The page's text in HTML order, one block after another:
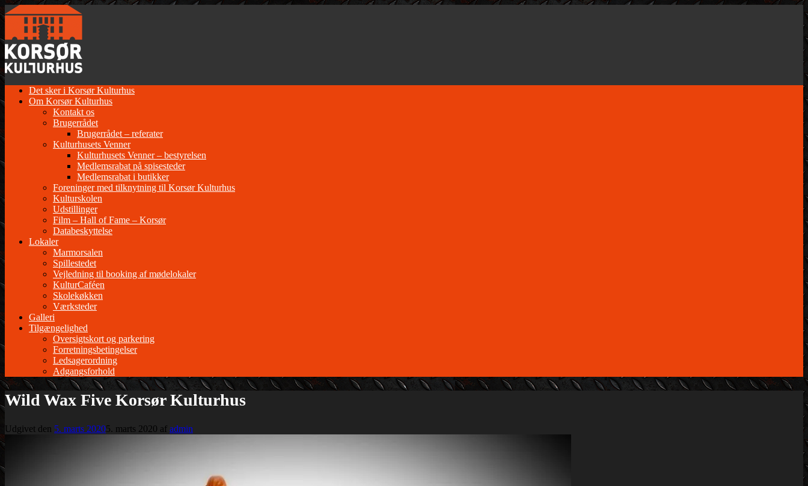
Gå
til
indhold
Det sker i Korsør Kulturhus
Om Korsør Kulturhus
Kontakt os
Brugerrådet
Brugerrådet – referater
Kulturhusets Venner
Kulturhusets Venner – bestyrelsen
Medlemsrabat på spisesteder
Medlemsrabat i butikker
Foreninger med tilknytning til Korsør Kulturhus
Kulturskolen
Udstillinger
Film – Hall of Fame – Korsør
Databeskyttelse
Lokaler
Marmorsalen
Spillestedet
Vejledning til booking af mødelokaler
KulturCaféen
Skolekøkken
Værksteder
Galleri
Tilgængelighed
Oversigtskort og parkering
Forretningsbetingelser
Ledsagerordning
Adgangsforhold
Wild Wax Five Korsør Kulturhus
Udgivet den 5. marts 20205. marts 2020 af admin